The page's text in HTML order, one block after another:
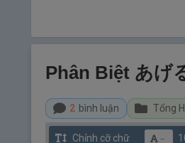
Phân Biệt あげ
2 bình luận Tổng
Chỉnh cỡ chữ －